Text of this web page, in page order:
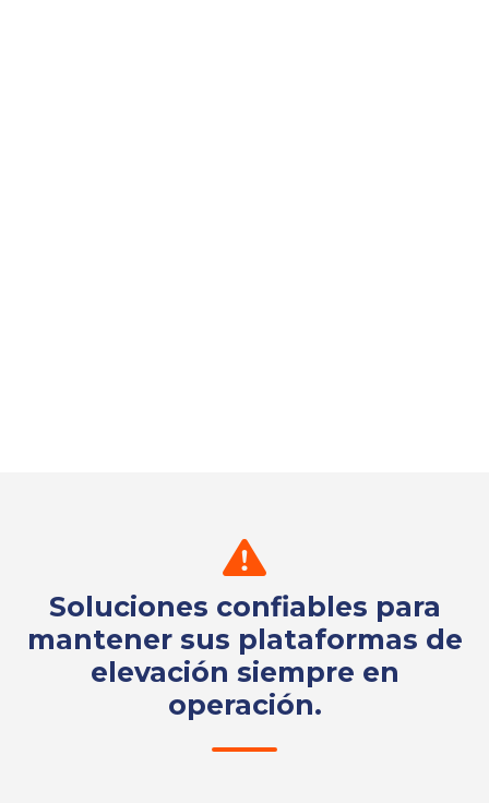
Soluciones confiables para
mantener sus plataformas de
elevación siempre en
operación.